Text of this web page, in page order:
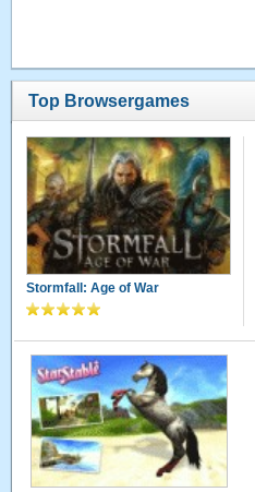
Top Browsergames
Stormfall: Age of War